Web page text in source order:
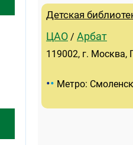
Детская
ЦАО / Арбат
119002, г. Москва,
•• Метро: